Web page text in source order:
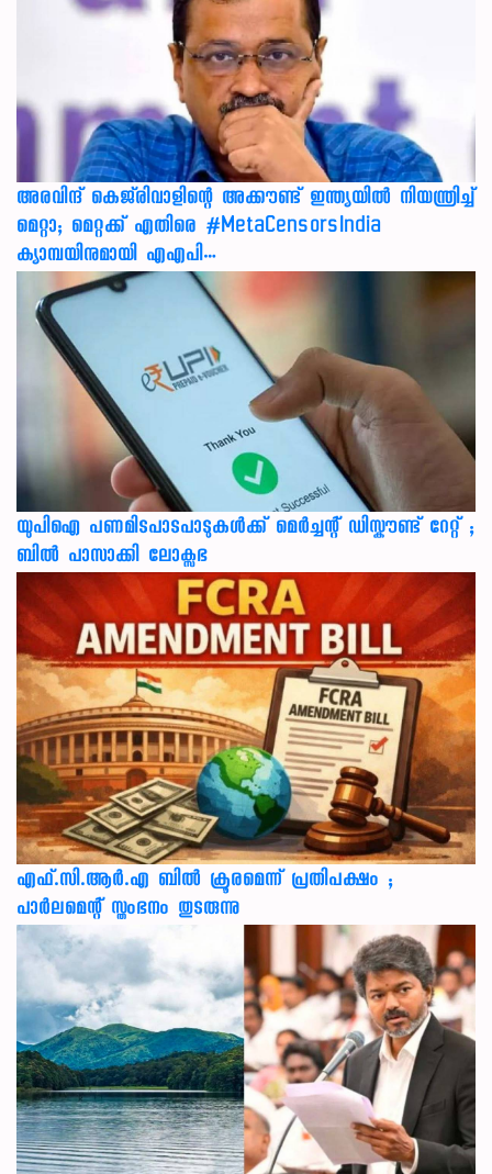
അരവിന്ദ് കെജ്‌രിവാളിന്റെ അക്കൗണ്ട് ഇന്ത്യയിൽ നിയന്ത്രിച്ച്
മെറ്റാ; മെറ്റക്ക് എതിരെ #MetaCensorsIndia
ക്യാമ്പയിനുമായി എഎപി…
യുപിഐ പണമിടപാടപാടുകൾക്ക് മെർച്ചന്റ് ഡിസ്കൗണ്ട് റേറ്റ് ;
ബിൽ പാസാക്കി ലോക്സഭ
എഫ്.സി.ആർ.എ ബിൽ ക്രൂരമെന്ന് പ്രതിപക്ഷം ;
പാർലമെന്റ് സ്തംഭനം തുടരുന്നു